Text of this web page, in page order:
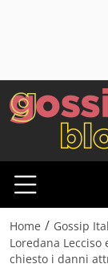
Home / Gossip
Loredana Lecciso
chiesto i danni